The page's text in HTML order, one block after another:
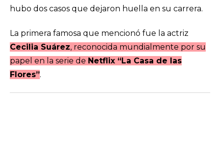
hubo dos casos que dejaron huella en su carrera.
La primera famosa que mencionó fue la actriz
Cecilia Suárez, reconocida mundialmente por su
papel en la serie de Netflix “La Casa de las
Flores”.